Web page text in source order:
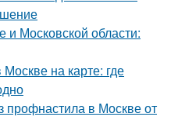
Московской области:
на карте: где
профнастила в Москве от